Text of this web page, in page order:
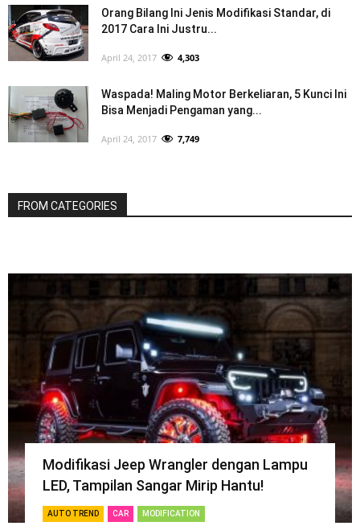
Orang Bilang Ini Jenis Modifikasi Standar, di
2017 Cara Ini Justru...
April 24, 2017 4,303
Waspada! Maling Motor Berkeliaran, 5 Kunci Ini
Bisa Menjadi Pengaman yang...
April 24, 2017 7,749
FROM CATEGORIES
Modifikasi Jeep Wrangler dengan Lampu
LED, Tampilan Sangar Mirip Hantu!
AUTO TREND CAR MODIFICATION